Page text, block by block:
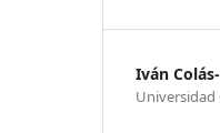
Iván
Universidad